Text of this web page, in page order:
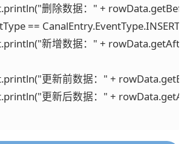
删除数据：" +
== CanalEntry.EventType.INSERT) {
新增数据：" +
更新前数据：" +
更新后数据：" +